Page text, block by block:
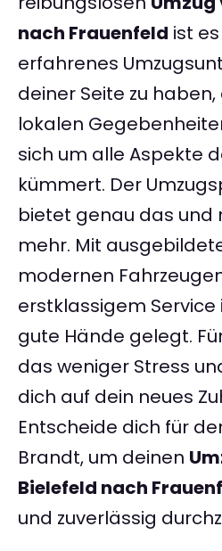
nach Frauenfeld ist
erfahrenes
deiner Seite zu
lokalen
sich um alle Aspekte
kümmert. Der
bietet genau das und
mehr. Mit
modernen
erstklassigem Service
gute Hände gelegt.
das weniger Stress
dich auf dein neues
Entscheide dich für
Brandt, um deinen
Bielefeld nach
und zuverlässig